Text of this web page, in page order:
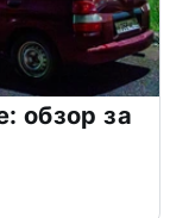
обзор за